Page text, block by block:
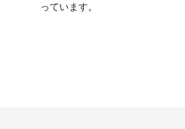
っています。